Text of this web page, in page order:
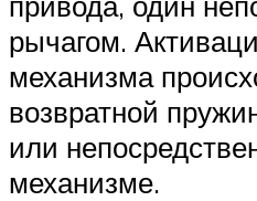
рычагом.
механизма
возвратной
или
механизме.